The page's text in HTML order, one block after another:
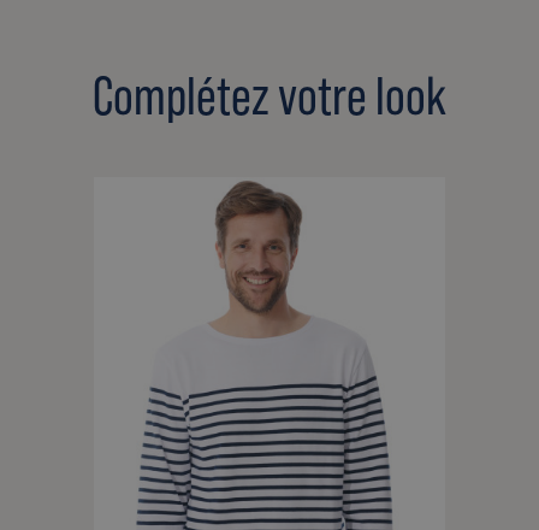
Complétez votre look